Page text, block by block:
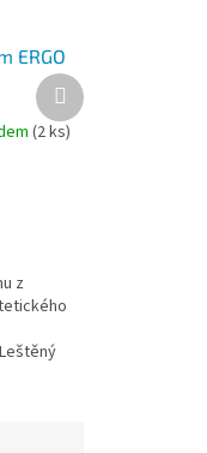
ERGO
(2 ks)
z
Další
produkt